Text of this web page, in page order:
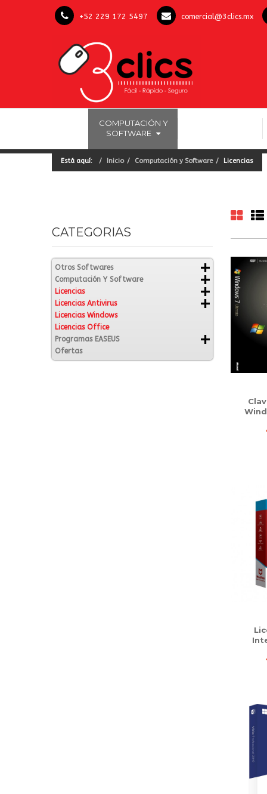
+52 229 172 5497 comercial@3clics.mx
COMPUTACIÓN Y
SOFTWARE
Está aquí: Inicio Computación y Software Licencias
CATEGORIAS
Otros Softwares
Computación Y Software
Licencias
Licencias Antivirus
Licencias Windows
Licencias Office
Programas EASEUS
Ofertas